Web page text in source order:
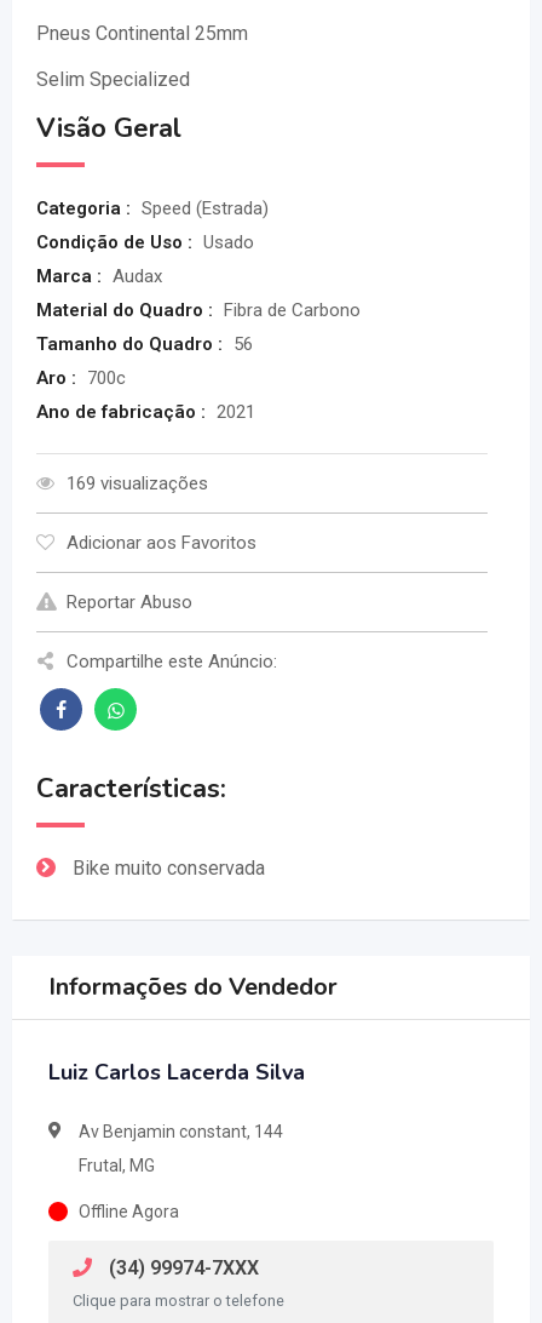
Pneus Continental 25mm
Selim Specialized
Visão Geral
Categoria : Speed (Estrada)
Condição de Uso : Usado
Marca : Audax
Material do Quadro : Fibra de Carbono
Tamanho do Quadro :
56
Aro :
700c
Ano de fabricação : 2021
169 visualizações
Adicionar aos Favoritos
Reportar Abuso
Compartilhe este Anúncio:
Características:
Bike muito conservada
Informações do Vendedor
Luiz Carlos Lacerda Silva
Av Benjamin constant, 144
Frutal, MG
Offline Agora
(34) 99974-7XXX
Clique para mostrar o telefone